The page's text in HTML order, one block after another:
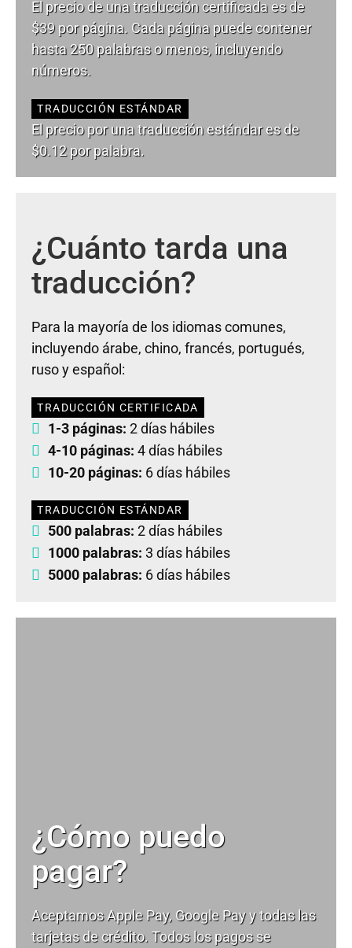
El precio de una traducción certificada es de
$39 por página. Cada página puede contener
hasta 250 palabras o menos, incluyendo
números.
TRADUCCIÓN ESTÁNDAR
El precio por una traducción estándar es de
$0.12 por palabra.
¿Cuánto tarda una
traducción?
Para la mayoría de los idiomas comunes,
incluyendo árabe, chino, francés, portugués,
ruso y español:
TRADUCCIÓN CERTIFICADA
1-3 páginas: 2 días hábiles
4-10 páginas: 4 días hábiles
10-20 páginas: 6 días hábiles
TRADUCCIÓN ESTÁNDAR
500 palabras: 2 días hábiles
1000 palabras: 3 días hábiles
5000 palabras: 6 días hábiles
¿Cómo puedo
pagar?
Aceptamos Apple Pay, Google Pay y todas las
tarjetas de crédito. Todos los pagos se